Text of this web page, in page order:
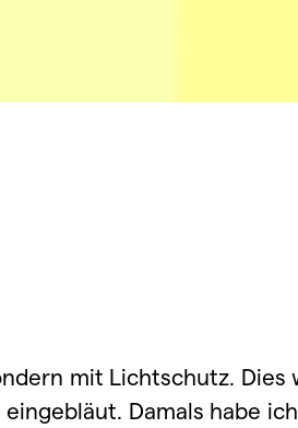
mit Lichtschutz. Dies
Damals habe